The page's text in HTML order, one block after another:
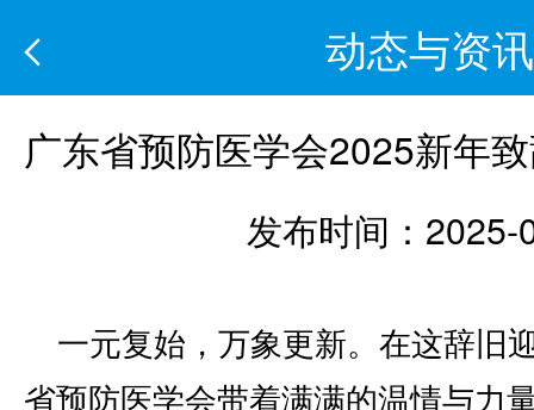
动态与资讯
广东省预防医学会2025新年
发布时间：2025-
一元复始，万象更新。在这辞旧
省预防医学会带着满满的温情与力